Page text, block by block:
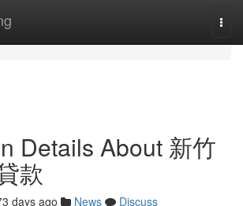
Details About 新竹
款
days ago News
Discuss